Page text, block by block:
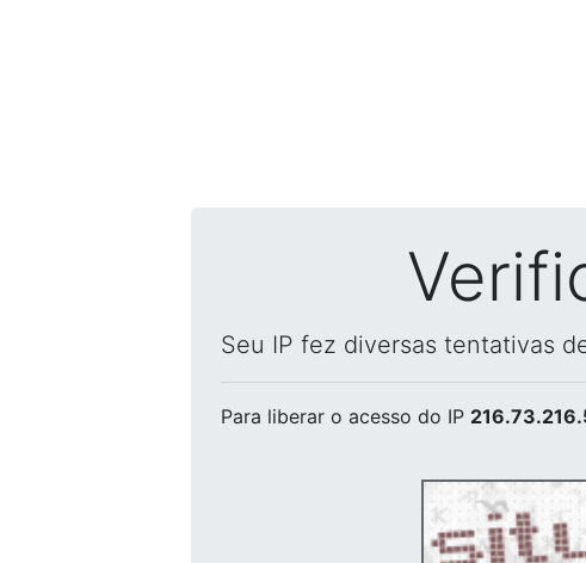
Seu IP fez diversas tentativas
Para liberar o acesso do IP